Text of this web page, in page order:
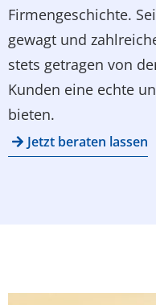
Firmengeschichte.
gewagt und
stets getragen von
Kunden eine echte
bieten.
Jetzt beraten lassen